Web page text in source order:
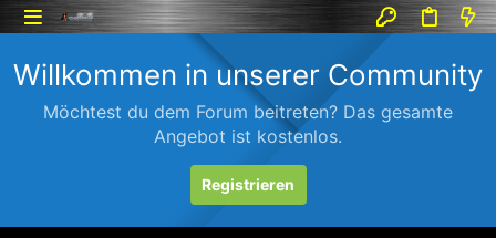
Willkommen in unserer Community
Möchtest du dem Forum beitreten? Das gesamte
Angebot ist kostenlos.
Registrieren